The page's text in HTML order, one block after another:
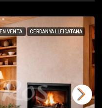
EN VENTA CERDANYA LLEIDATANA